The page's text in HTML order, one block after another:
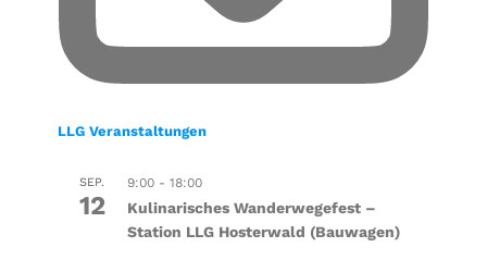
LLG Veranstaltungen
SEP.
12
9:00- 18:00
Kulinarisches Wanderwegefest –
Station LLG Hosterwald (Bauwagen)